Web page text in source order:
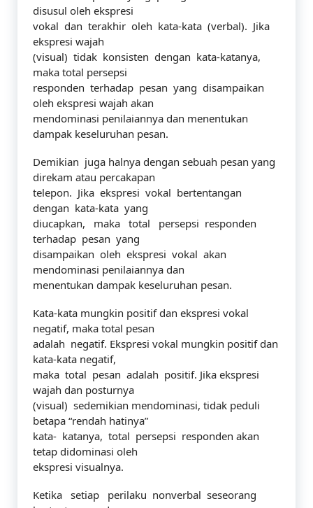
disusul oleh ekspresi
vokal dan terakhir oleh kata-kata (verbal). Jika
ekspresi wajah
(visual) tidak konsisten dengan kata-katanya,
maka total persepsi
responden terhadap pesan yang disampaikan
oleh ekspresi wajah akan
mendominasi penilaiannya dan menentukan
dampak keseluruhan pesan.
Demikian juga halnya dengan sebuah pesan yang
direkam atau percakapan
telepon. Jika ekspresi vokal bertentangan
dengan kata-kata yang
diucapkan, maka total persepsi responden
terhadap pesan yang
disampaikan oleh ekspresi vokal akan
mendominasi penilaiannya dan
menentukan dampak keseluruhan pesan.
Kata-kata mungkin positif dan ekspresi vokal
negatif, maka total pesan
adalah negatif. Ekspresi vokal mungkin positif dan
kata-kata negatif,
maka total pesan adalah positif. Jika ekspresi
wajah dan posturnya
(visual) sedemikian mendominasi, tidak peduli
betapa “rendah hatinya”
kata- katanya, total persepsi responden akan
tetap didominasi oleh
ekspresi visualnya.
Ketika setiap perilaku nonverbal seseorang